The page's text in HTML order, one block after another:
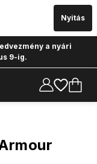
Nyitás
a nyári
9-ig.